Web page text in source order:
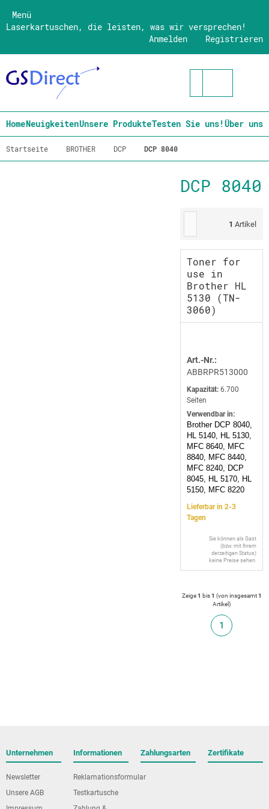
Menü
Laserkartuschen, die leisten, was wir versprechen!
Registrieren
Anmelden
HomeNeuigkeitenUnsere ProdukteTesten Sie uns!Über uns
Startseite BROTHER DCP DCP 8040
DCP 8040
1 Artikel
Toner for
use in
Brother HL
5130 (TN-
3060)
Art.-Nr.:
ABBRPR513000
Kapazität: 6.700
Seiten
Verwendbar in:
Brother DCP 8040,
HL 5140, HL 5130,
MFC 8640, MFC
8840, MFC 8440,
MFC 8240, DCP
8045, HL 5170, HL
5150, MFC 8220
Lieferbar in 2-3
Tagen
Sie können als Gast
(bzw. mit Ihrem
derzeitigen Status)
keine Preise sehen.
Zeige1 bis1 (von insgesamt1
Artikel)
1
Unternehmen
Newsletter
Unsere AGB
Informationen
Reklamationsformular
Testkartusche
Zahlungsarten Zertifikate